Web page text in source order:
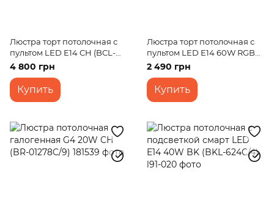
Люстра торт потолочная с
пультом LED E14 CH (BCL-
419S/5)
4 800 грн
Купить
Люстра торт потолочная с
пультом LED E14 60W RGB
WH (BCL-652S/4)
2 490 грн
Купить